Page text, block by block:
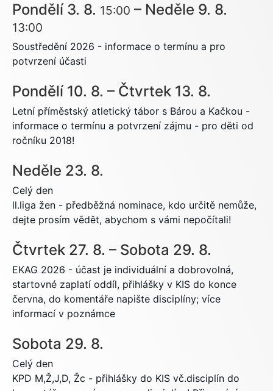
Pondělí 3. 8. 15:00 – Neděle 9. 8.
13:00
Soustředění 2026 - informace o termínu a pro
potvrzení účasti
Pondělí 10. 8. – Čtvrtek 13. 8.
Letní příměstský atletický tábor s Bárou a Kačkou -
informace o termínu a potvrzení zájmu - pro děti od
ročníku 2018!
Neděle 23. 8.
Celý den
ll.liga žen - předběžná nominace, kdo určitě nemůže,
dejte prosím vědět, abychom s vámi nepočítali!
Čtvrtek 27. 8. – Sobota 29. 8.
EKAG 2026 - účast je individuální a dobrovolná,
startovné zaplatí oddíl, přihlášky v KIS do konce
června, do komentáře napište disciplíny; více
informací v poznámce
Sobota 29. 8.
Celý den
KPD M,Ž,J,D, Žc - přihlášky do KIS vč.disciplín do